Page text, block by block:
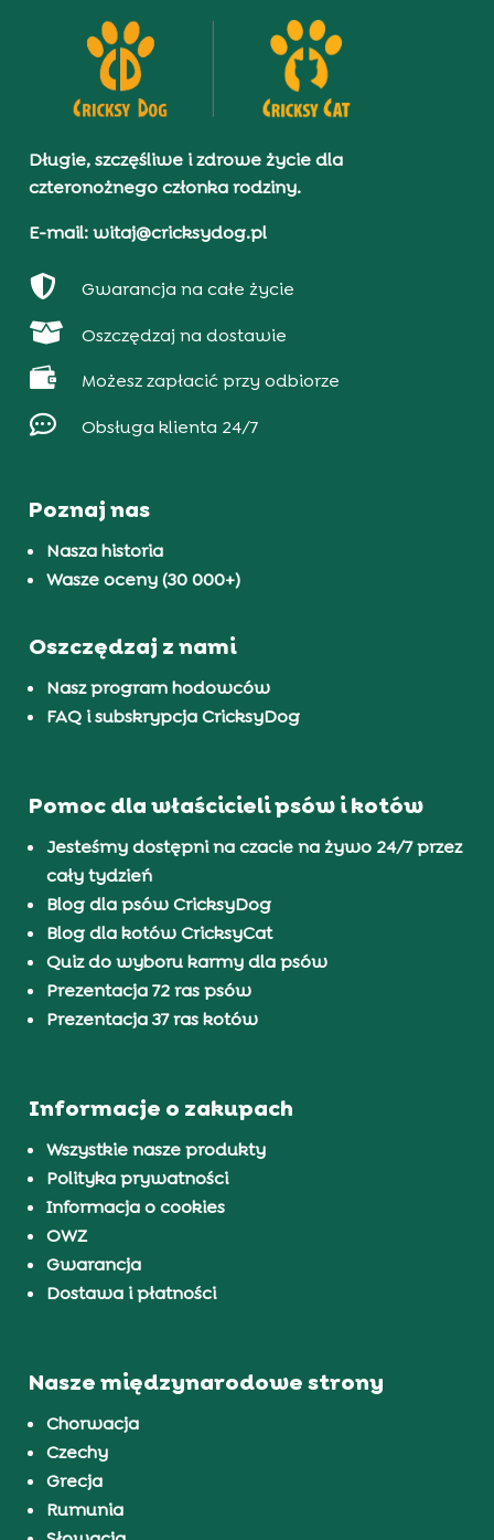
Długie, szczęśliwe i zdrowe życie dla
czteronożnego członka rodziny.
E-mail: witaj@cricksydog.pl
 Gwarancja na całe życie
 Oszczędzaj na dostawie
 Możesz zapłacić przy odbiorze
 Obsługa klienta 24/7
Poznaj nas
Nasza historia
Wasze oceny (30 000+)
Oszczędzaj z nami
Nasz program hodowców
FAQ i subskrypcja CricksyDog
Pomoc dla właścicieli psów i kotów
Jesteśmy dostępni na czacie na żywo 24/7 przez
cały tydzień
Blog dla psów CricksyDog
Blog dla kotów CricksyCat
Quiz do wyboru karmy dla psów
Prezentacja 72 ras psów
Prezentacja 37 ras kotów
Informacje o zakupach
Wszystkie nasze produkty
Polityka prywatności
Informacja o cookies
OWZ
Gwarancja
Dostawa i płatności
Nasze międzynarodowe strony
Chorwacja
Czechy
Grecja
Rumunia